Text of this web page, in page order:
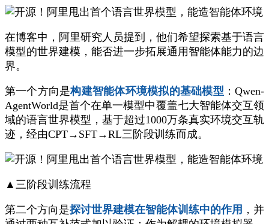
在博客中，阿里研究人员提到，他们希望探索基于语言
模型的世界建模，能否进一步拓展通用智能体能力的边
界。
第一个方向是构建智能体环境模拟的基础模型 ：Qwen-
AgentWorld是首个在单一模型中覆盖七大智能体交互领
域的语言世界模型，基于超过1000万条真实环境交互轨
迹，经由CPT→SFT→RL三阶段训练而成。
▲三阶段训练流程
第二个方向是探讨世界建模在智能体训练中的作用 ，并